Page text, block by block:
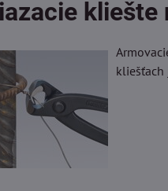
kliešte
kliešťach